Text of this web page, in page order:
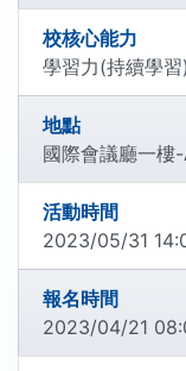
校核心能力
學習力(持續學
地點
國際會議廳一樓
活動時間
2023/05/31
報名時間
2023/04/21